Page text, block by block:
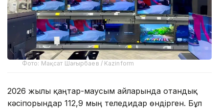
Фото: Мақсат Шағырбаев / Kazinform
2026 жылы қаңтар-маусым айларында отандық
кәсіпорындар 112,9 мың теледидар өндірген. Бұл